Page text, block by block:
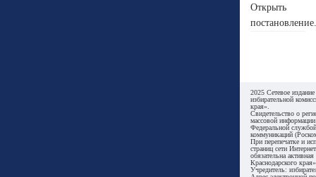
Открыть
2025 Сетевое
избирательной
края».
Свидетельство о
массовой
Федеральной
коммуникаций
При перепечатке и
страниц сети Интернет
обязательна
Краснодарского
Учредитель: